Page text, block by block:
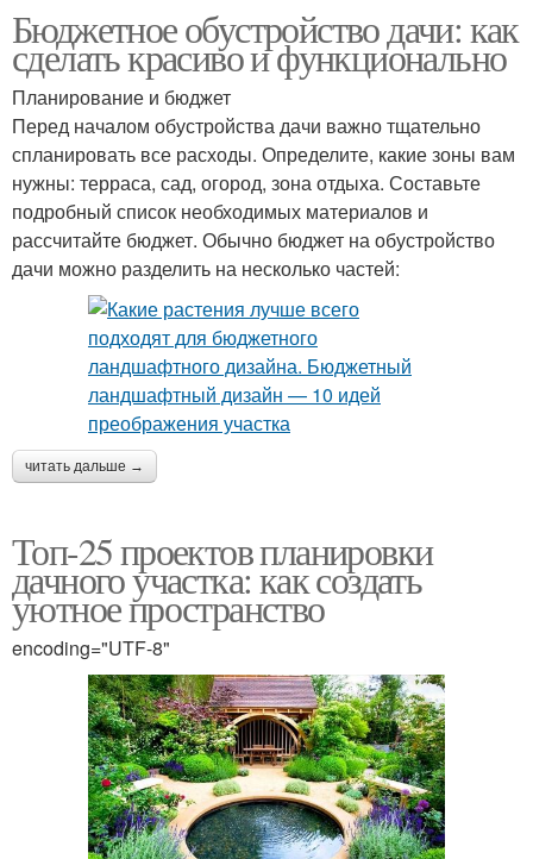
Бюджетное обустройство дачи: как
сделать красиво и функционально
Планирование и бюджет
Перед началом обустройства дачи важно тщательно
спланировать все расходы. Определите, какие зоны вам
нужны: терраса, сад, огород, зона отдыха. Составьте
подробный список необходимых материалов и
рассчитайте бюджет. Обычно бюджет на обустройство
дачи можно разделить на несколько частей:
читать дальше →
Топ-25 проектов планировки
дачного участка: как создать
уютное пространство
encoding="UTF-8"